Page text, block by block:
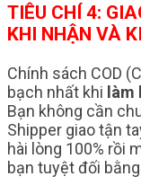
TIÊU CHÍ 4:
KHI NHẬN VÀ
Chính sách COD
bạch nhất khi làm
Bạn không cần
Shipper giao tận
hài lòng 100% rồi
bạn tuyệt đối